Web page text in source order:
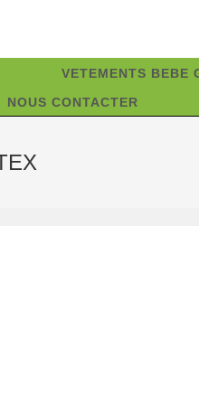
VETEMENTS BEBE
NOUS CONTACTER